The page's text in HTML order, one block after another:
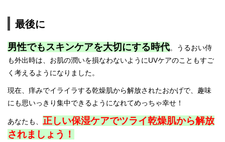
最後に
男性でもスキンケアを大切にする時代。うるおい侍
も外出時は、お肌の潤いを損なわないようにUVケアのこともすご
く考えるようになりました。
現在、痒みでイライラする乾燥肌から解放されたおかげで、趣味
にも思いっきり集中できるようになれてめっちゃ幸せ！
あなたも、 正しい保湿ケアでツライ乾燥肌から解放
されましょう！